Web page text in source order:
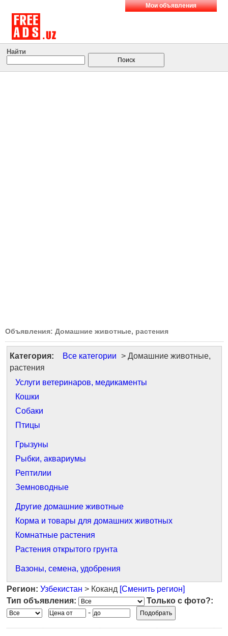
Мои объявления
Найти
Объявления: Домашние животные, растения
Категория: Все категории > Домашние животные,
растения
Услуги ветеринаров, медикаменты
Кошки
Собаки
Птицы
Грызуны
Рыбки, аквариумы
Рептилии
Земноводные
Другие домашние животные
Корма и товары для домашних животных
Комнатные растения
Растения открытого грунта
Вазоны, семена, удобрения
Регион: Узбекистан > Коканд [Сменить регион]
Тип объявления:
Только с фото?:
-